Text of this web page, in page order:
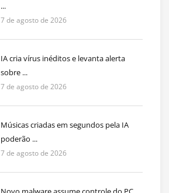
...
7 de agosto de 2026
IA cria vírus inéditos e levanta alerta
sobre ...
7 de agosto de 2026
Músicas criadas em segundos pela IA
poderão ...
7 de agosto de 2026